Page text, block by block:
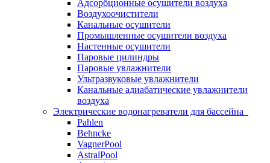
Адсорбционные осушители воздуха
Воздухоочистители
Канальные осушители
Промышленные осушители воздуха
Настенные осушители
Паровые цилиндры
Паровые увлажнители
Ультразвуковые увлажнители
Канальные адиабатические увлажнители
воздуха
Электрические водонагреватели для бассейна
Pahlen
Behncke
VagnerPool
AstralPool